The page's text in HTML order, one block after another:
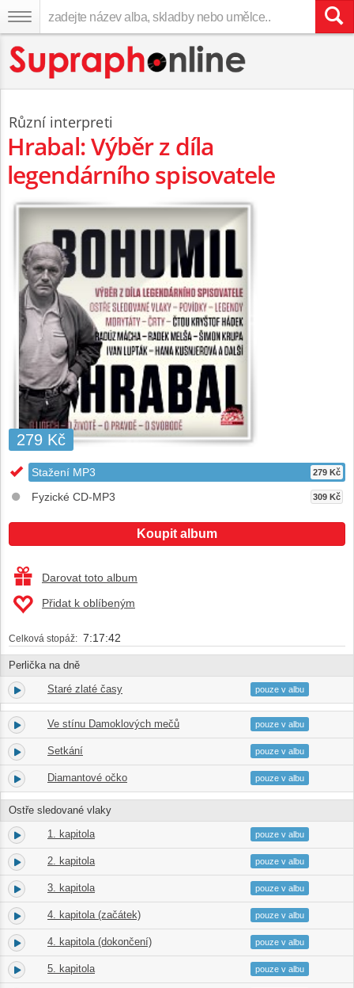
Různí interpreti
Hrabal: Výběr z díla
legendárního spisovatele
279 Kč
Stažení MP3 279 Kč
Fyzické CD-MP3 309 Kč
Koupit album
Darovat toto album
Přidat k oblíbeným
Celková stopáž: 7:17:42
Perlička na dně
1. Staré zlaté časy 08:11
pouze v albu
2. Ve stínu Damoklových mečů 06:32
pouze v albu
3. Setkání 08:58
pouze v albu
4. Diamantové očko 09:03
pouze v albu
Ostře sledované vlaky
5. 1. kapitola 11:53
pouze v albu
6. 2. kapitola 19:35
pouze v albu
7. 3. kapitola 21:00
pouze v albu
8. 4. kapitola (začátek) 16:33
pouze v albu
9. 4. kapitola (dokončení) 18:46
pouze v albu
10. 5. kapitola 31:11
pouze v albu